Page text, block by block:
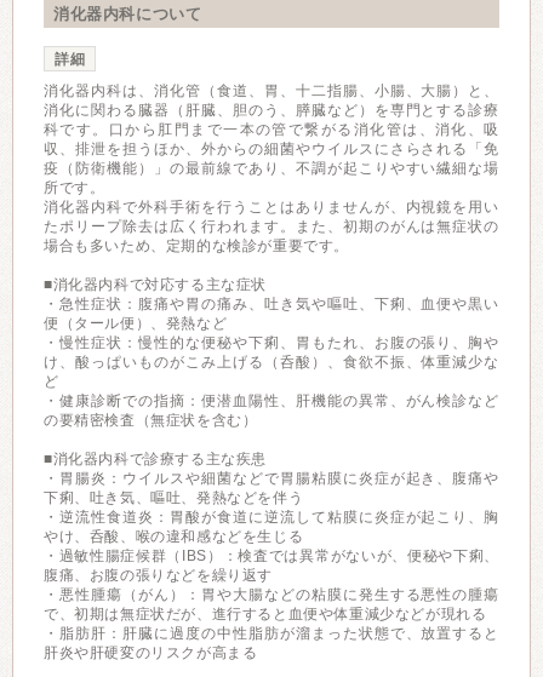
消化器内科について
詳細
消化器内科は、消化管（食道、胃、十二指腸、小腸、大腸）と、
消化に関わる臓器（肝臓、胆のう、膵臓など）を専門とする診療
科です。口から肛門まで一本の管で繋がる消化管は、消化、吸
収、排泄を担うほか、外からの細菌やウイルスにさらされる「免
疫（防衛機能）」の最前線であり、不調が起こりやすい繊細な場
所です。
消化器内科で外科手術を行うことはありませんが、内視鏡を用い
たポリープ除去は広く行われます。また、初期のがんは無症状の
場合も多いため、定期的な検診が重要です。
■消化器内科で対応する主な症状
・急性症状：腹痛や胃の痛み、吐き気や嘔吐、下痢、血便や黒い
便（タール便）、発熱など
・慢性症状：慢性的な便秘や下痢、胃もたれ、お腹の張り、胸や
け、酸っぱいものがこみ上げる（呑酸）、食欲不振、体重減少な
ど
・健康診断での指摘：便潜血陽性、肝機能の異常、がん検診など
の要精密検査（無症状を含む）
■消化器内科で診療する主な疾患
・胃腸炎：ウイルスや細菌などで胃腸粘膜に炎症が起き、腹痛や
下痢、吐き気、嘔吐、発熱などを伴う
・逆流性食道炎：胃酸が食道に逆流して粘膜に炎症が起こり、胸
やけ、呑酸、喉の違和感などを生じる
・過敏性腸症候群（IBS）：検査では異常がないが、便秘や下痢、
腹痛、お腹の張りなどを繰り返す
・悪性腫瘍（がん）：胃や大腸などの粘膜に発生する悪性の腫瘍
で、初期は無症状だが、進行すると血便や体重減少などが現れる
・脂肪肝：肝臓に過度の中性脂肪が溜まった状態で、放置すると
肝炎や肝硬変のリスクが高まる